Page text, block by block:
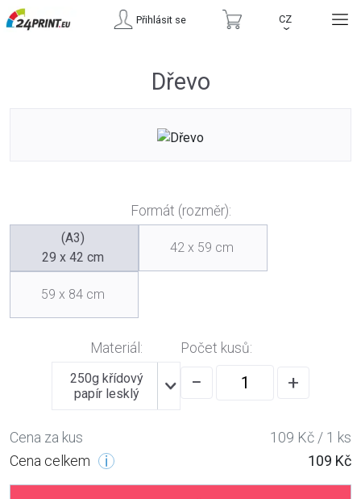
Přihlásit se CZ
›
Dřevo
Formát (rozměr):
(A3)
29 x 42 cm
42 x 59 cm
59 x 84 cm
Materiál:
250g křídový
papír lesklý
Počet kusů:
− +
Cena za kus
109 Kč / 1 ks
Cena celkem
109 Kč